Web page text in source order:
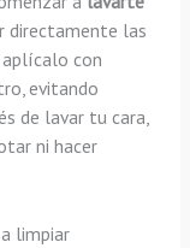
directamente las
con
evitando
de lavar tu cara,
ni hacer
limpiar